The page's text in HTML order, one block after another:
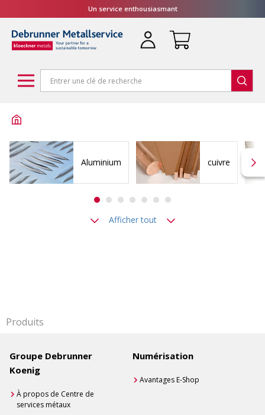
Un service enthousiasmant
Aluminium cuivre
Afficher tout
Produits
Groupe Debrunner
Koenig
À propos de Centre de
services métaux
Numérisation
Avantages E-Shop